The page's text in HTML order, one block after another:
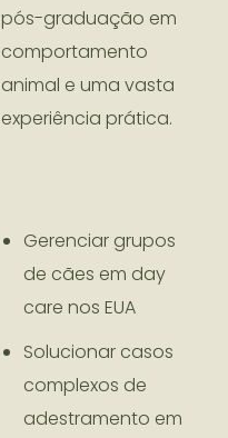
pós-graduação em
comportamento
animal e uma vasta
experiência prática.
Gerenciar grupos
de cães em day
care nos EUA
Solucionar casos
complexos de
adestramento em